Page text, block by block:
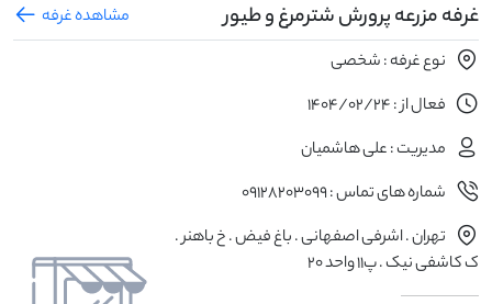
غرفه مزرعه پرورش شترمرغ و طیور
مشاهده غرفه
نوع غرفه : شخصی
فعال از : 1404/02/24
مدیریت : علی هاشمیان
شماره های تماس : 09128203099
تهران . اشرفی اصفهانی . باغ فیض . خ باهنر .
ک کاشفی نیک . پ۱۱ واحد ۲۰